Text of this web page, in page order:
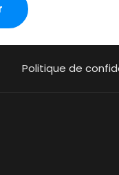
Politique de